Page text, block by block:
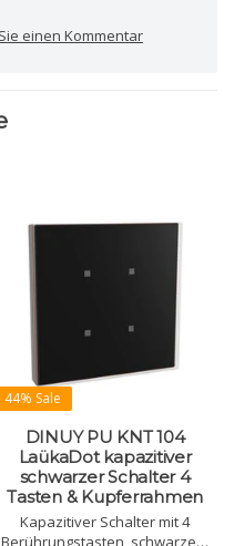
einen Kommentar
44% Sale
DINUY PU KNT 104
LaükaDot kapazitiver
schwarzer Schalter 4
Tasten & Kupferrahmen
Kapazitiver Schalter mit 4
Berührungstasten, schwarzem